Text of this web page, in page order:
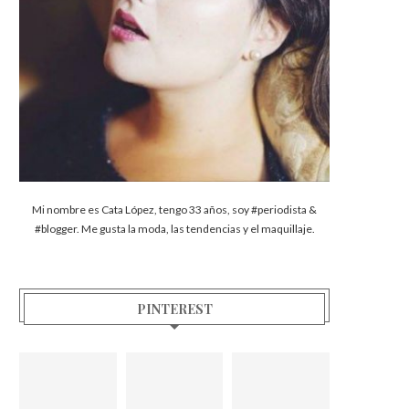
Mi nombre es Cata López, tengo 33 años, soy #periodista &
#blogger. Me gusta la moda, las tendencias y el maquillaje.
PINTEREST